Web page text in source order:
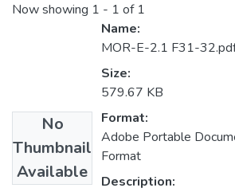
Now showing 1 - 1 of 1
No
Thumbnail
Available
Name:
MOR-E-2.1 F31-
Size:
579.67 KB
Format:
Adobe Portable
Format
Description: